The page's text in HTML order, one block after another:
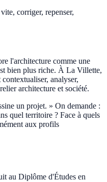
corriger, repenser,
l'architecture comme une
bien plus riche. À La Villette,
analyser,
architecture et société.
un projet. » On demande :
quel territoire ? Face à quels
aux profils
au Diplôme d'Études en